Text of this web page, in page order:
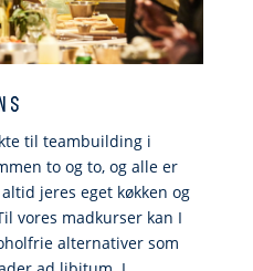
s
til teambuilding i
to og to, og alle er
jeres eget køkken og
vores madkurser kan I
alternativer som